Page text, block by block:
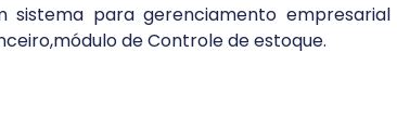
sistema para gerenciamento
de Controle de estoque.